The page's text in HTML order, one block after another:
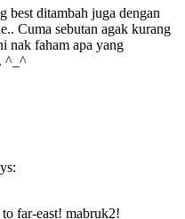
best ditambah juga dengan
Cuma sebutan agak kurang
nak faham apa yang
^_^
far-east! mabruk2!